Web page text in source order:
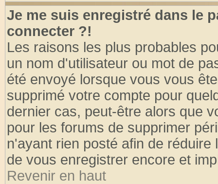
Je me suis enregistré dans le
connecter ?!
Les raisons les plus probables
un nom d'utilisateur ou mot de
été envoyé lorsque vous vous
supprimé votre compte pour
dernier cas, peut-être alors que
pour les forums de supprimer
n'ayant rien posté afin de
de vous enregistrer encore et
Revenir en haut